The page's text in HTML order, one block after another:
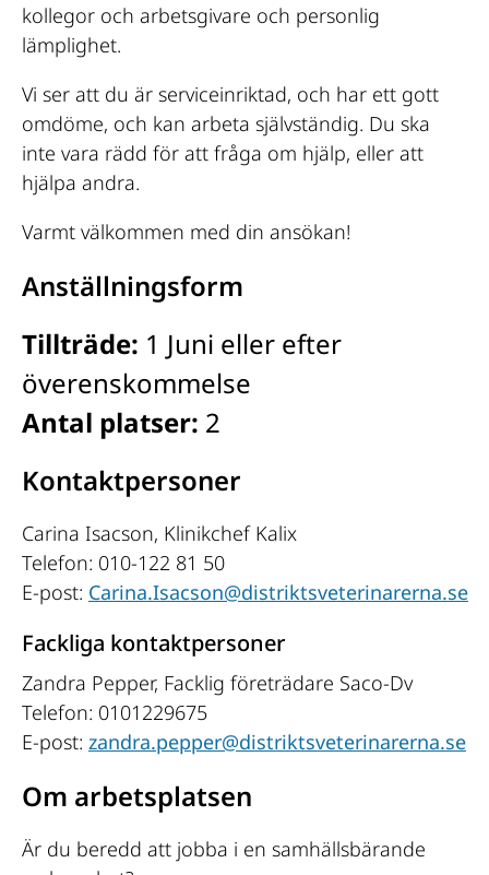
kollegor och arbetsgivare och personlig
lämplighet.
Vi ser att du är serviceinriktad, och har ett gott
omdöme, och kan arbeta självständig. Du ska
inte vara rädd för att fråga om hjälp, eller att
hjälpa andra.
Varmt välkommen med din ansökan!
Anställningsform
Tillträde: 1 Juni eller efter
överenskommelse
Antal platser: 2
Kontaktpersoner
Carina Isacson, Klinikchef Kalix
Telefon: 010-122 81 50
E-post: Carina.Isacson@distriktsveterinarerna.se
Fackliga kontaktpersoner
Zandra Pepper, Facklig företrädare Saco-Dv
Telefon: 0101229675
E-post: zandra.pepper@distriktsveterinarerna.se
Om arbetsplatsen
Är du beredd att jobba i en samhällsbärande